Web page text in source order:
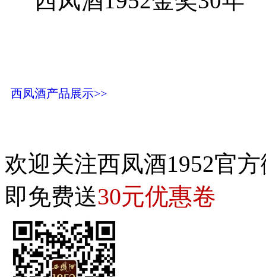
西凤酒产品展示>>
欢迎关注西凤酒1952官
即免费送30元优惠卷